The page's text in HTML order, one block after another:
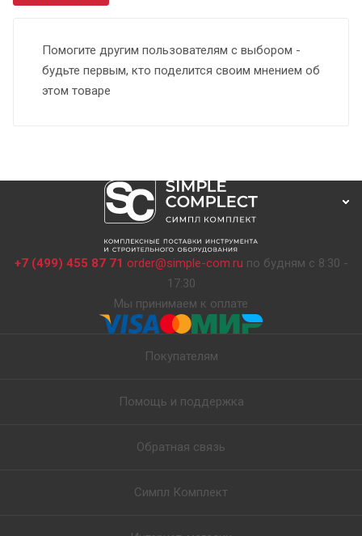
Помогите другим пользователям с выбором -
будьте первым, кто поделится своим мнением об
этом товаре
+7 (499) 455 87 71 order@simple-com.ru по будням с 8:30 -
17:30
Мы принимаем к оплате
Покупателям
Помощь и поддержка
Обратная связь
Симпл Комплект